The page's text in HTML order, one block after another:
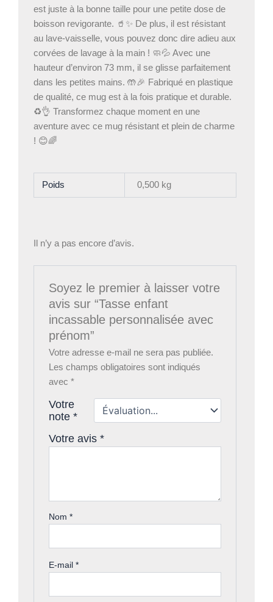
est juste à la bonne taille pour une petite dose de
boisson revigorante. 🥤✨ De plus, il est résistant
au lave-vaisselle, vous pouvez donc dire adieu aux
corvées de lavage à la main ! 🧼💦 Avec une
hauteur d’environ 73 mm, il se glisse parfaitement
dans les petites mains. 🤲🎉 Fabriqué en plastique
de qualité, ce mug est à la fois pratique et durable.
♻️👌 Transformez chaque moment en une
aventure avec ce mug résistant et plein de charme
! 😊🌈
Poids 0,500 kg
Il n’y a pas encore d’avis.
Soyez le premier à laisser votre
avis sur “Tasse enfant
incassable personnalisée avec
prénom”
Votre adresse e-mail ne sera pas publiée.
Les champs obligatoires sont indiqués
avec*
Votre
note*
Votre avis*
Nom*
E-mail*